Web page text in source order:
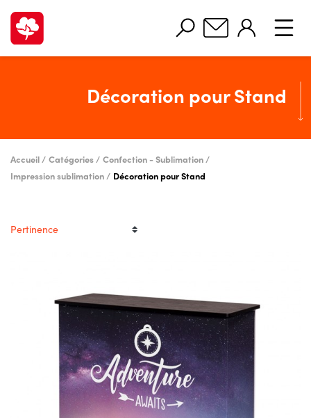
Décoration pour Stand
Accueil Catégories
Confection - Sublimation
Impression sublimation
Décoration pour Stand